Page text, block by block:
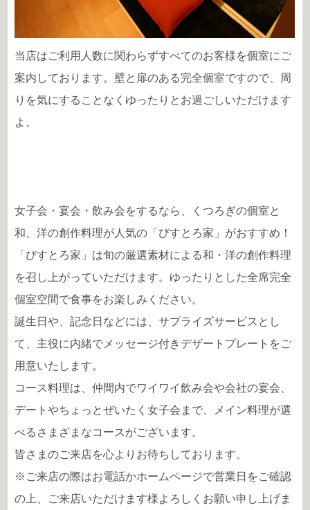
当店はご利用人数に関わらずすべてのお客様を個室にご
案内しております。壁と扉のある完全個室ですので、周
りを気にすることなくゆったりとお過ごしいただけます
よ。
女子会・宴会・飲み会をするなら、くつろぎの個室と
和、洋の創作料理が人気の「びすとろ家」がおすすめ！
「びすとろ家」は旬の厳選素材による和・洋の創作料理
を召し上がっていただけます。ゆったりとした全席完全
個室空間で食事をお楽しみください。
誕生日や、記念日などには、サプライズサービスとし
て、主役に内緒でメッセージ付きデザートプレートをご
用意いたします。
コース料理は、仲間内でワイワイ飲み会や会社の宴会、
デートやちょっとぜいたく女子会まで、メイン料理が選
べるさまざまなコースがございます。
皆さまのご来店を心よりお待ちしております。
※ご来店の際はお電話かホームページで営業日をご確認
の上、ご来店いただけます様よろしくお願い申し上げま